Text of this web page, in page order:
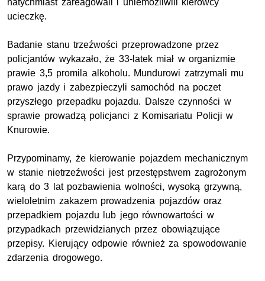
ucieczkę.
Badanie stanu trzeźwości przeprowadzone przez
policjantów wykazało, że 33-latek miał w organizmie
prawie 3,5 promila alkoholu. Mundurowi zatrzymali mu
prawo jazdy i zabezpieczyli samochód na poczet
przyszłego przepadku pojazdu. Dalsze czynności w
sprawie prowadzą policjanci z Komisariatu Policji w
Knurowie.
Przypominamy, że kierowanie pojazdem mechanicznym
w stanie nietrzeźwości jest przestępstwem zagrożonym
karą do 3 lat pozbawienia wolności, wysoką grzywną,
wieloletnim zakazem prowadzenia pojazdów oraz
przepadkiem pojazdu lub jego równowartości w
przypadkach przewidzianych przez obowiązujące
przepisy. Kierujący odpowie również za spowodowanie
zdarzenia drogowego.